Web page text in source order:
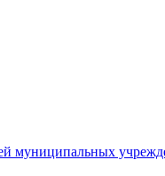
муниципальных